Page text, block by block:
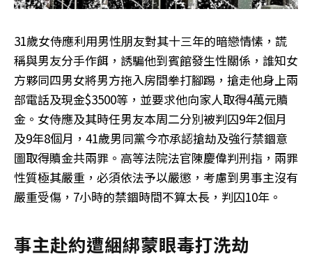
31歲女侍應利用男性朋友對其十三年的暗戀情愫，謊
稱與男友分手作餌，誘騙他到賓館發生性關係，誰知女
方夥同四男女將男方拖入房間拳打腳踢，搶走他身上兩
部電話及現金$3500等，並要求他向家人取得4萬元贖
金。女侍應及其時任男友本周二分別被判囚9年2個月
及9年8個月，41歲男同黨今亦承認搶劫及強行禁錮意
圖取得贖金共兩罪。高等法院法官陳慶偉判刑指，兩罪
性質極其嚴重，必須依法予以嚴懲，考慮到男事主沒有
嚴重受傷，7小時的禁錮時間不算太長，判囚10年。
事主赴約遭綑綁蒙眼毒打洗劫